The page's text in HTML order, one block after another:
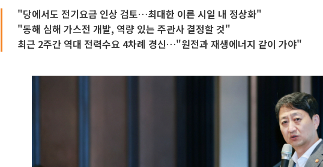
"당에서도 전기요금 인상 검토…최대한 이른 시일 내 정상화"
"동해 심해 가스전 개발, 역량 있는 주관사 결정할 것"
최근 2주간 역대 전력수요 4차례 경신…"원전과 재생에너지 같이 가야"